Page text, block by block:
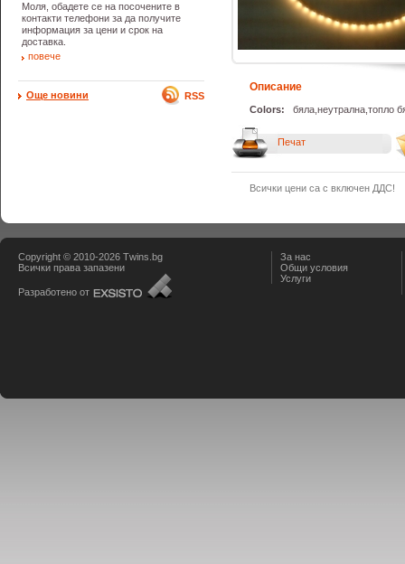
Моля, обадете се на посочените в
контакти телефони за да получите
информация за цени и срок на
доставка.
повече
Още новини RSS
Описание
Colors: бяла,неутрална,топло
Печат
Всички цени са с включен ДДС!
Copyright © 2010-2026 Тwins.bg
Всички права запазени
Разработено от
За нас
Общи условия
Услуги